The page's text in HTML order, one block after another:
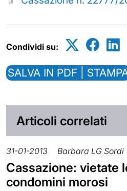
Condividi su:
SALVA IN PDF |
Articoli correlati
31-01-2013 Barbara LG Sordi
Cassazione: vietate
condomini morosi